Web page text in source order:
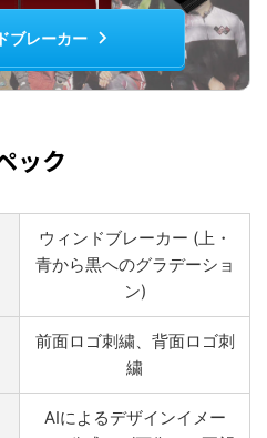
ブレーカー
ック
ウィンドブレーカー (上・
青から黒へのグラデーショ
ン)
前面ロゴ刺繍、背面ロゴ刺
繍
AIによるデザインイメー